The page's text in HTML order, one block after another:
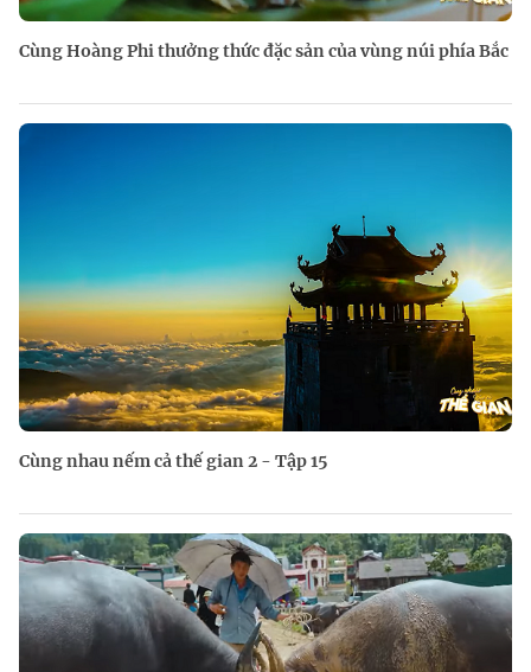
Cùng Hoàng Phi thưởng thức đặc sản của vùng núi phía Bắc
Cùng nhau nếm cả thế gian 2 - Tập 15